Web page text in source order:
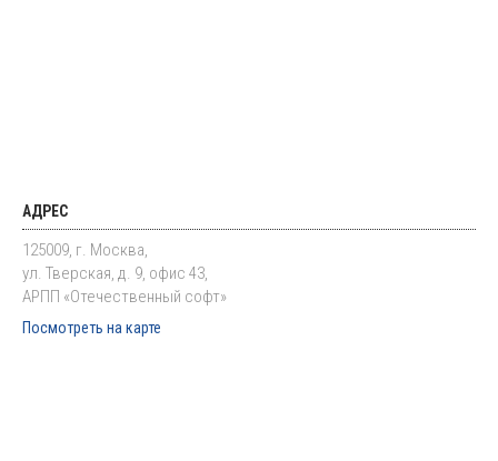
АДРЕС
125009, г. Москва,
ул. Тверская, д. 9, офис 43,
АРПП «Отечественный софт»
Посмотреть на карте